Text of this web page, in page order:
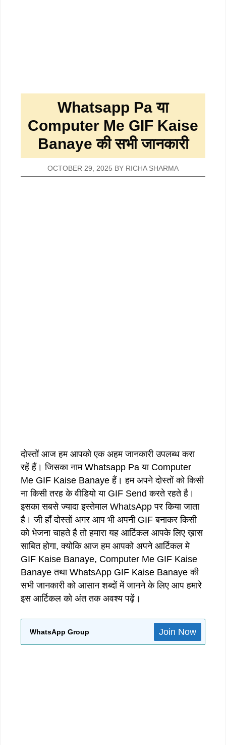
Whatsapp Pa या
Computer Me GIF Kaise
Banaye की सभी जानकारी
OCTOBER 29, 2025 BY RICHA SHARMA
दोस्तों आज हम आपको एक अहम जानकारी उपलब्ध करा
रहें हैं। जिसका नाम Whatsapp Pa या Computer
Me GIF Kaise Banaye हैं। हम अपने दोस्तों को किसी
ना किसी तरह के वीडियो या GIF Send करते रहते है।
इसका सबसे ज्यादा इस्तेमाल WhatsApp पर किया जाता
है। जी हाँ दोस्तों अगर आप भी अपनी GIF बनाकर किसी
को भेजना चाहते है तो हमारा यह आर्टिकल आपके लिए ख़ास
साबित होगा, क्योकि आज हम आपको अपने आर्टिकल मे
GIF Kaise Banaye, Computer Me GIF Kaise
Banaye तथा WhatsApp GIF Kaise Banaye की
सभी जानकारी को आसान शब्दों में जानने के लिए आप हमारे
इस आर्टिकल को अंत तक अवश्य पढ़ें।
WhatsApp Group Join Now